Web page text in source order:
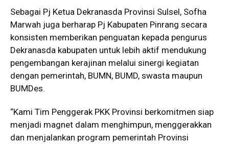
Sebagai Pj Ketua Dekranasda Provinsi Sulsel, Sofha
Marwah juga berharap Pj Kabupaten Pinrang secara
konsisten memberikan penguatan kepada pengurus
Dekranasda kabupaten untuk lebih aktif mendukung
pengembangan kerajinan melalui sinergi kegiatan
dengan pemerintah, BUMN, BUMD, swasta maupun
BUMDes.
“Kami Tim Penggerak PKK Provinsi berkomitmen siap
menjadi magnet dalam menghimpun, menggerakkan
dan menjalankan program pemerintah Provinsi